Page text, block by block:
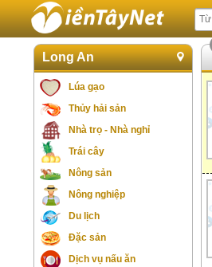
Long An
Lúa gạo
Thủy hải sản
Nhà trọ - Nhà nghỉ
Trái cây
Nông sản
Nông nghiệp
Du lịch
Đặc sản
Dịch vụ nấu ăn